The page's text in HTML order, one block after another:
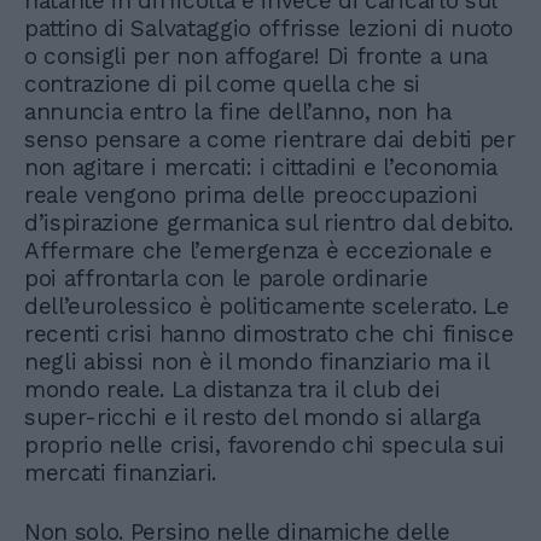
pattino di Salvataggio offrisse lezioni di nuoto
o consigli per non affogare! Di fronte a una
contrazione di pil come quella che si
annuncia entro la fine dell’anno, non ha
senso pensare a come rientrare dai debiti per
non agitare i mercati: i cittadini e l’economia
reale vengono prima delle preoccupazioni
d’ispirazione germanica sul rientro dal debito.
Affermare che l’emergenza è eccezionale e
poi affrontarla con le parole ordinarie
dell’eurolessico è politicamente scelerato. Le
recenti crisi hanno dimostrato che chi finisce
negli abissi non è il mondo finanziario ma il
mondo reale. La distanza tra il club dei
super-ricchi e il resto del mondo si allarga
proprio nelle crisi, favorendo chi specula sui
mercati finanziari.
Non solo. Persino nelle dinamiche delle